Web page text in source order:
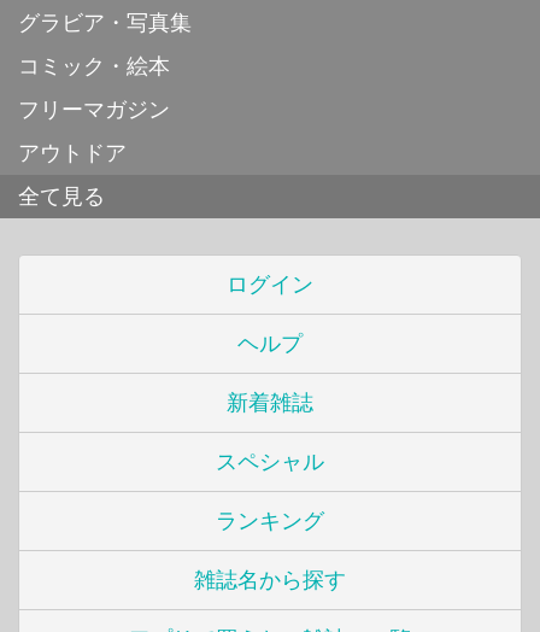
グラビア・写真集
コミック・絵本
フリーマガジン
アウトドア
全て見る
ログイン
ヘルプ
新着雑誌
スペシャル
ランキング
雑誌名から探す